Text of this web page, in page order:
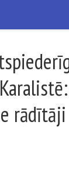
rādītāji